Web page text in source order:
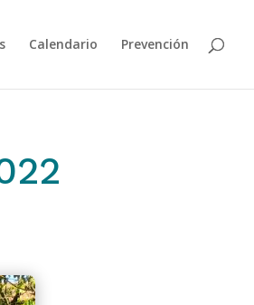
Calendario Prevención